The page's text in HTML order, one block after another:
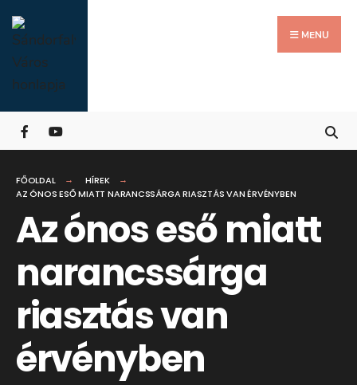
Skip
to
content
MENU
FŐOLDAL
HÍREK
AZ ÓNOS ESŐ MIATT NARANCSSÁRGA RIASZTÁS VAN ÉRVÉNYBEN
Az ónos eső miatt
narancssárga
riasztás van
érvényben
for:
Close